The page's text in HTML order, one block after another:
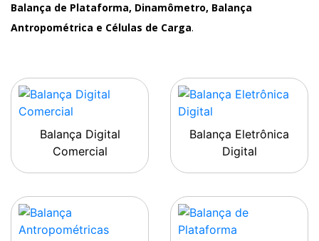
Balança de Plataforma, Dinamômetro, Balança
Antropométrica e Células de Carga.
Balança Digital
Comercial
Balança Eletrônica
Digital